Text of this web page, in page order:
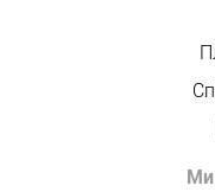
Ми